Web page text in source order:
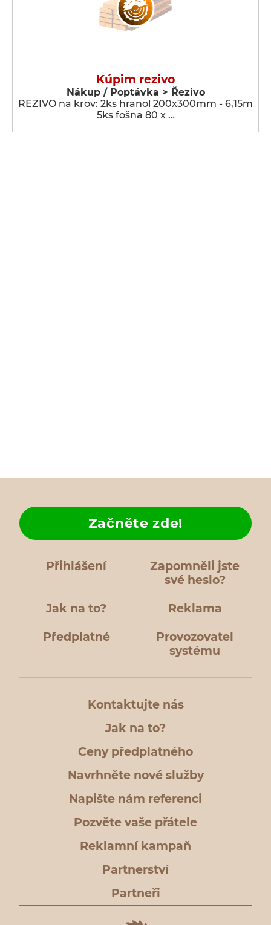
Kúpim rezivo
Nákup / Poptávka > Řezivo
REZIVO na krov: 2ks hranol 200x300mm - 6,15m
5ks fošna 80 x …
Přihlášení
Zapomněli jste
své heslo?
Jak na to?
Začněte zde!
Reklama
Předplatné
Provozovatel
systému
Kontaktujte nás
Jak na to?
Ceny předplatného
Navrhněte nové služby
Napište nám referenci
Pozvěte vaše přátele
Reklamní kampaň
Partnerství
Partneři